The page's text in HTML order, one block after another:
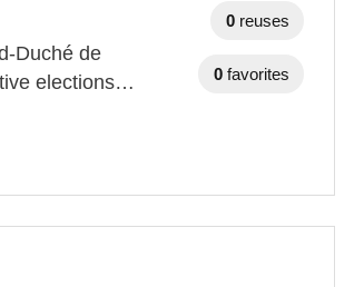
Duché de
elections…
0 reuses
0 favorites